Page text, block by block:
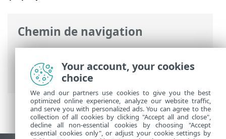
Chemin de navigation
Aide en ligne ESET>ESET Endpoint
Security >Utilisation d'ESET Endpoint
Security >Outils> ESET SysInspector
Your account, your cookies
choice
We and our partners use cookies to give you the best
optimized online experience, analyze our website traffic,
and serve you with personalized ads. You can agree to the
collection of all cookies by clicking "Accept all and close",
decline all non-essential cookies by choosing "Accept
essential cookies only", or adjust your cookie settings by